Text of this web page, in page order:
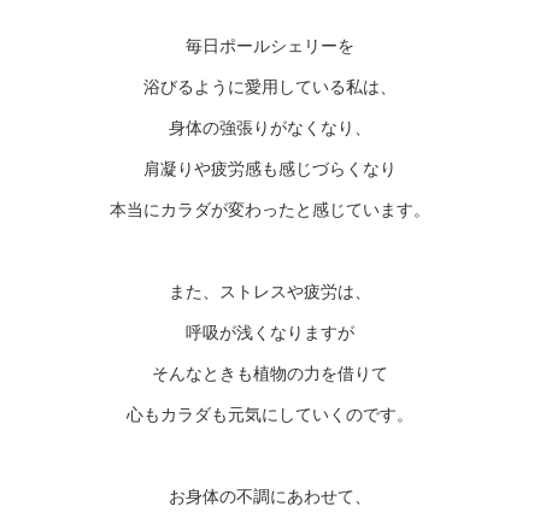
毎日ポールシェリーを
浴びるように愛用している私は、
身体の強張りがなくなり、
肩凝りや疲労感も感じづらくなり
本当にカラダが変わったと感じています。
また、ストレスや疲労は、
呼吸が浅くなりますが
そんなときも植物の力を借りて
心もカラダも元気にしていくのです。
お身体の不調にあわせて、